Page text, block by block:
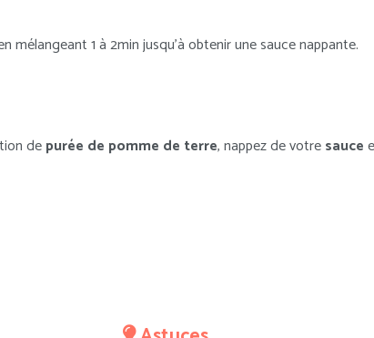
1 à 2min jusqu’à obtenir une sauce nappante.
depurée de pomme de terre, nappez de votresauce